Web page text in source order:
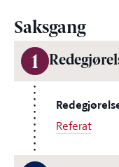
Saksgang
1
Referat